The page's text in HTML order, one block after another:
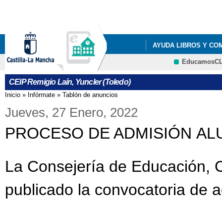
AYUDA LIBROS Y
LISTADOS DE
LISTADOS DE
CEIP Remigio Laín, Yuncler (Toledo)
Se encuentra usted aquí
Inicio » Infórmate » Tablón de anuncios
Jueves, 27 Enero, 2022
PROCESO DE ADMISIÓN
La Consejería de Educación,
publicado la convocatoria de